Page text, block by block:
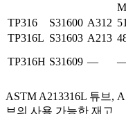
TP316
S31600 A312
TP316L S31603 A213
TP316H S31609 —
ASTM A213316L 튜브,
브의 사용 가능한 재고